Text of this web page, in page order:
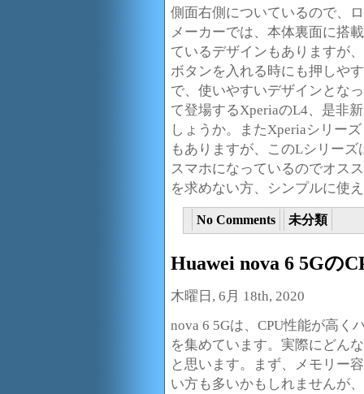
側面右側についているので、
メーカーでは、本体裏面に搭
ているデザインもありますが
ボタンを入れる時にも押しや
で、使いやすいデザインとな
て登場するXperiaのL4、是非
しょうか。またXperiaシリー
もありますが、このLシリー
スマホになっているのでオス
を求めない方、シンプルに使
No Comments 未分類
Huawei nova 6 5Gの
木曜日, 6月 18th, 2020
nova 6 5Gは、CPU性能が高く
を集めています。実際にどん
と思います。まず、メモリー
い方も多いかもしれませんが